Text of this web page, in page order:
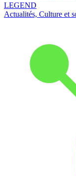
LEGEND
Actualités, Culture et